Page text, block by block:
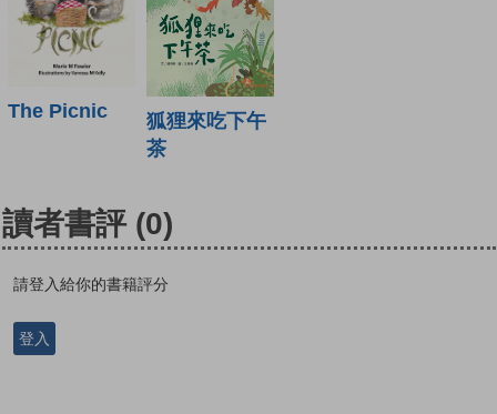
The Picnic
狐狸來吃下午
茶
讀者書評 (0)
請登入給你的書籍評分
登入